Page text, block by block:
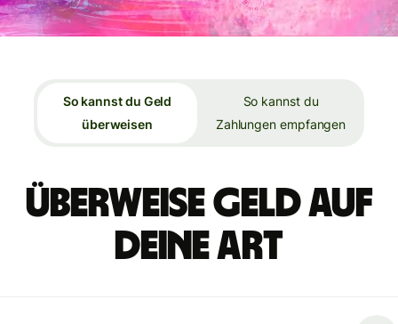
So kannst du Geld
überweisen
So kannst du
Zahlungen empfangen
Überweise Geld auf
deine Art